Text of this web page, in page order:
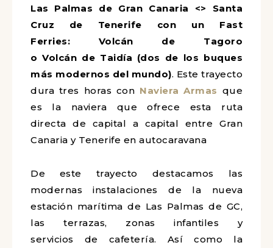
Las Palmas de Gran Canaria <> Santa
Cruz de Tenerife con un Fast
Ferries: Volcán de Tagoro
o Volcán de Taidía (dos de los buques
más modernos del mundo). Este trayecto
dura tres horas con Naviera Armas que
es la naviera que ofrece esta ruta
directa de capital a capital entre Gran
Canaria y Tenerife en autocaravana
De este trayecto destacamos las
modernas instalaciones de la nueva
estación marítima de Las Palmas de GC,
las terrazas, zonas infantiles y
servicios de cafetería. Así como la